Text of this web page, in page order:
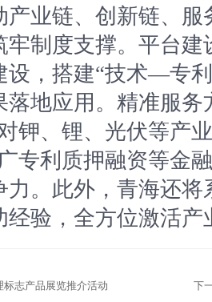
产业链、创新链、
牢制度支撑。平台
设，搭建“技术—专
落地应用。精准服
钾、锂、光伏等产
专利质押融资等金
力。此外，青海还
经验，全方位激活产
志产品展览推介活动 下